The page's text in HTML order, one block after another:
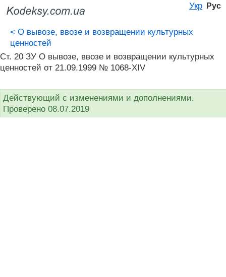
Укр Рус
< О вывозе, ввозе и возвращении культурных
ценностей
Ст. 20 ЗУ О вывозе, ввозе и возвращении культурных
ценностей от 21.09.1999 № 1068-XIV
Действующий с изменениями и дополнениями.
Проверено 08.07.2019